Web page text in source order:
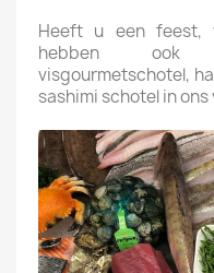
Heeft u een feest,
hebben ook
visgourmetschotel,
sashimi schotel in